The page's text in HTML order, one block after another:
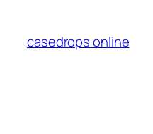
содержимому
casedrops online